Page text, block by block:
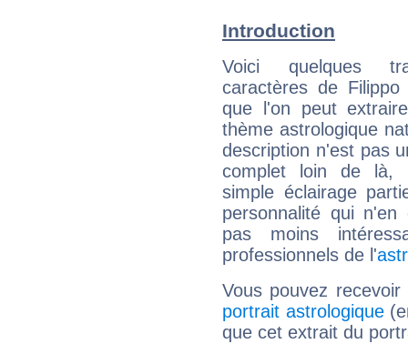
Introduction
Voici quelques
caractères de Filippo
que l'on peut
thème astrologique
description n'est pas
complet loin de là,
simple éclairage
personnalité qui n'en
pas moins
professionnels de l'
Vous pouvez
portrait astrologique
que cet extrait du